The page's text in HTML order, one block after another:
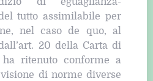
tutto assimilabile per
nel caso de quo, al
20 della Carta di
ritenuto conforme a
di norme diverse